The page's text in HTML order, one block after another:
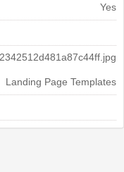
Yes
Landing Page Templates